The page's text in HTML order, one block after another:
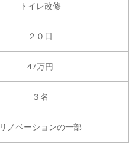
トイレ改修
２０日
47万円
３名
リノベーションの一部